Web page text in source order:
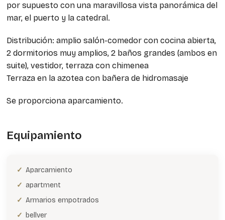
por supuesto con una maravillosa vista panorámica del
mar, el puerto y la catedral.
Distribución: amplio salón-comedor con cocina abierta,
2 dormitorios muy amplios, 2 baños grandes (ambos en
suite), vestidor, terraza con chimenea
Terraza en la azotea con bañera de hidromasaje
Se proporciona aparcamiento.
Equipamiento
Aparcamiento
apartment
Armarios empotrados
bellver